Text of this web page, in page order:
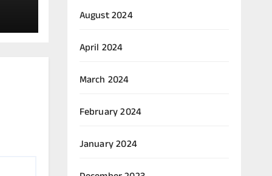
August 2024
April 2024
March 2024
February 2024
January 2024